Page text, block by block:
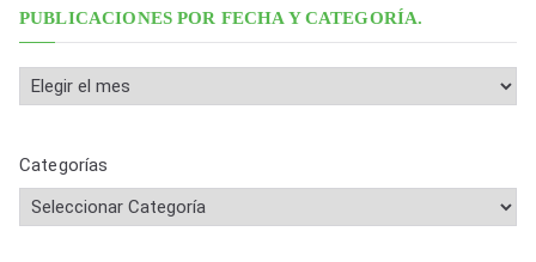
c
a
r
PUBLICACIONES POR FECHA Y CATEGORÍA.
l
Categorías